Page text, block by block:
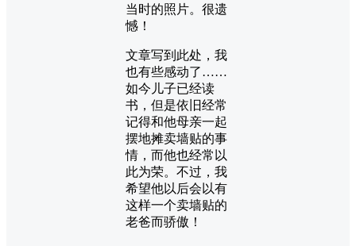
当时的照片。很遗
憾！
文章写到此处，我
也有些感动了……
如今儿子已经读
书，但是依旧经常
记得和他母亲一起
摆地摊卖墙贴的事
情，而他也经常以
此为荣。不过，我
希望他以后会以有
这样一个卖墙贴的
老爸而骄傲！